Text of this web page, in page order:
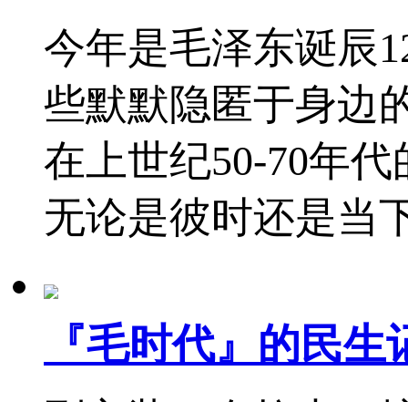
今年是毛泽东诞辰
些默默隐匿于身边
在上世纪50-70年
无论是彼时还是
『毛时代』的民生